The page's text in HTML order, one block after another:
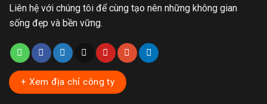
Liên hệ với chúng tôi để cùng tạo nên những không gian
sống đẹp và bền vững.
+ Xem địa chỉ công ty